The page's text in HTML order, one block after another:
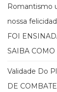
Turismo
(1)
Prática
(32)
Romantismo
nossa
FOI
SAIBA COMO
Validade Do
DE